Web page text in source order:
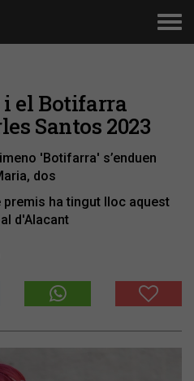
el Botifarra
Santos 2023
'Botifarra' s’enduen
dos
premis ha tingut lloc aquest
d'Alacant